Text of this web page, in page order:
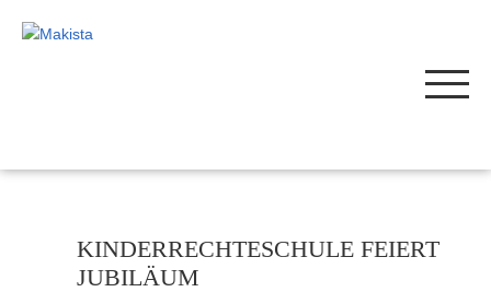
KINDERRECHTESCHULE FEIERT
JUBILÄUM